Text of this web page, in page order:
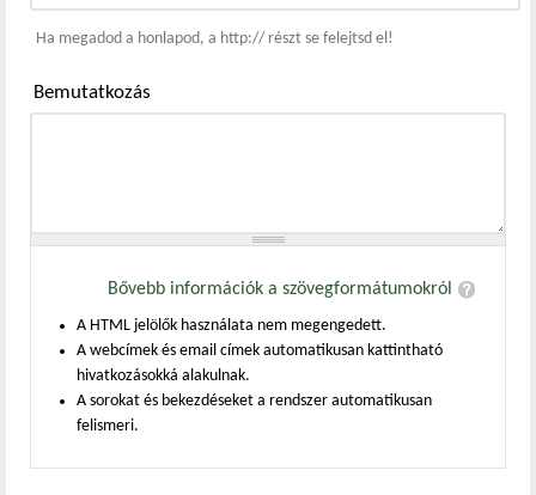
Ha megadod a honlapod, a http:// részt se felejtsd el!
Bemutatkozás
Bővebb információk a szövegformátumokról
A HTML jelölők használata nem megengedett.
A webcímek és email címek automatikusan kattintható
hivatkozásokká alakulnak.
A sorokat és bekezdéseket a rendszer automatikusan
felismeri.